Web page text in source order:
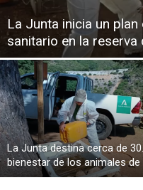
La Junta inicia un
sanitario en la reserva
La Junta destina cerca de
bienestar de los animales de